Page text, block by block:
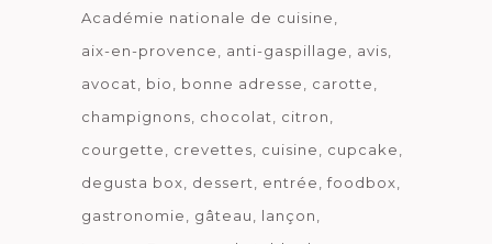
Académie nationale de cuisine
aix-en-provence
anti-gaspillage
avis
avocat
bio bonne adresse
carotte
champignons
chocolat
citron
courgette
crevettes cuisine
cupcake
degusta box
dessert entrée
foodbox
gastronomie
gâteau
lançon